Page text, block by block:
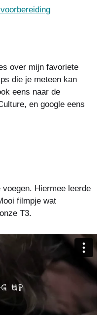
over mijn favoriete
die je meteen kan
eens naar de
en google eens
Hiermee leerde
filmpje wat
T3.